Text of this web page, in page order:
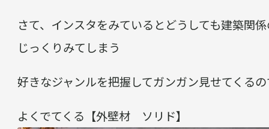
さて、インスタをみているとどうしても建築関
じっくりみてしまう
好きなジャンルを把握してガンガン見せてくる
よくでてくる【外壁材 ソリド】